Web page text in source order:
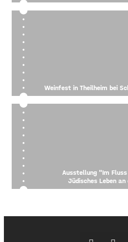
Weinfest in Theilheim bei
Ausstellung "Im
Jüdisches Leben an